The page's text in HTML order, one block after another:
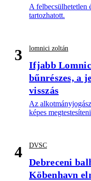
A felbecsülhetetlen
tartozhatott.
3 lomnici zoltán
Ifjabb
bűnrészes, a
visszás
Az
képes
4 DVSC
Debreceni
Köbenhavn